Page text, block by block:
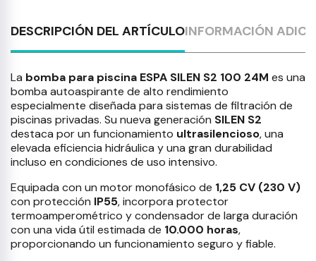
DESCRIPCIÓN DEL ARTÍCULOINFORMACIÓN
La bomba para piscina ESPA SILEN S2 100 24M es una
bomba autoaspirante de alto rendimiento
especialmente diseñada para sistemas de filtración de
piscinas privadas. Su nueva generación SILEN S2
destaca por un funcionamiento ultrasilencioso, una
elevada eficiencia hidráulica y una gran durabilidad
incluso en condiciones de uso intensivo.
Equipada con un motor monofásico de 1,25 CV (230 V)
con protección IP55, incorpora protector
termoamperométrico y condensador de larga duración
con una vida útil estimada de 10.000 horas,
proporcionando un funcionamiento seguro y fiable.